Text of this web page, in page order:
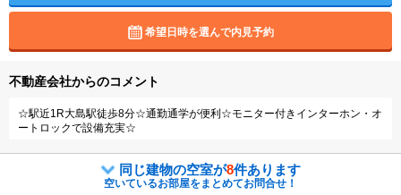
希望日時を選んで内見予約
不動産会社からのコメント
☆駅近1R大島駅徒歩8分☆通勤通学が便利☆モニター付きインターホン・オ
ートロックで設備充実☆
同じ建物の空室が8件あります
空いているお部屋をまとめてお問合せ！